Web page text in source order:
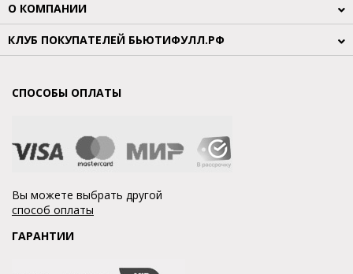
О КОМПАНИИ
КЛУБ ПОКУПАТЕЛЕЙ БЬЮТИФУЛЛ.РФ
СПОСОБЫ ОПЛАТЫ
Вы можете выбрать другой
способ оплаты
ГАРАНТИИ